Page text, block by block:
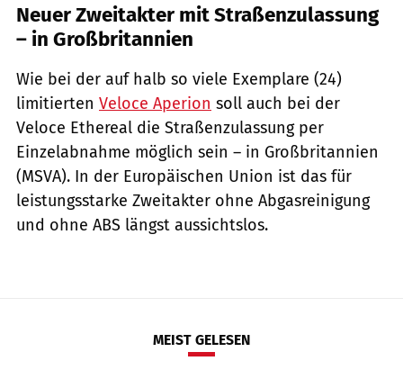
Neuer Zweitakter mit Straßenzulassung
– in Großbritannien
Wie bei der auf halb so viele Exemplare (24)
limitierten Veloce Aperion soll auch bei der
Veloce Ethereal die Straßenzulassung per
Einzelabnahme möglich sein – in Großbritannien
(MSVA). In der Europäischen Union ist das für
leistungsstarke Zweitakter ohne Abgasreinigung
und ohne ABS längst aussichtslos.
MEIST GELESEN